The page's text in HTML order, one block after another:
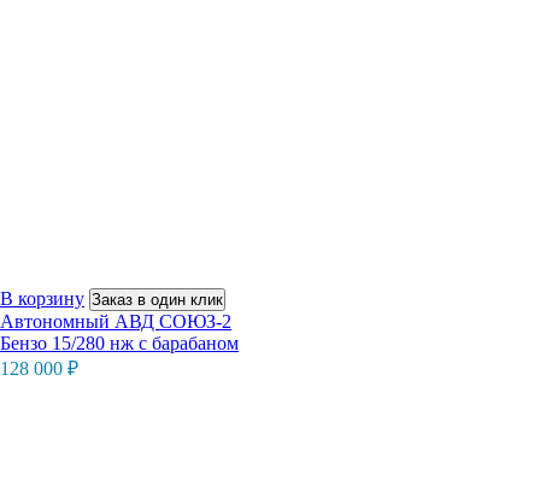
В корзину Заказ в один клик
Автономный АВД СОЮЗ-2
Бензо 15/280 нж с барабаном
128 000 ₽